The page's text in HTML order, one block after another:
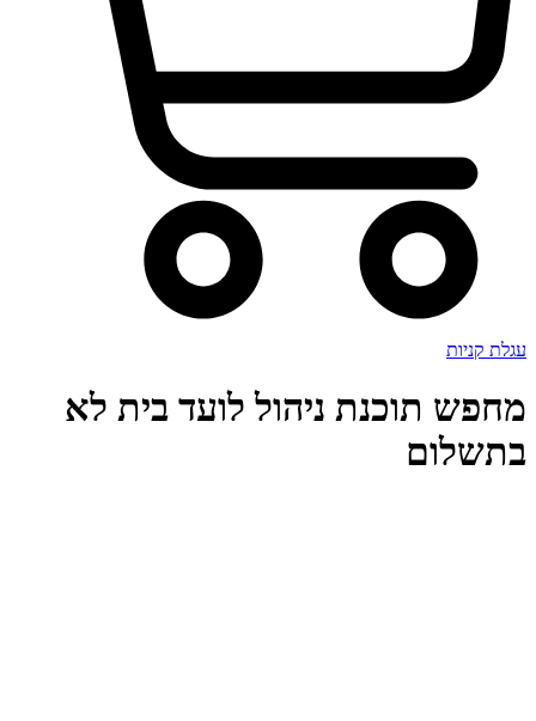
עגלת קניות
מחפש תוכנת ניהול לועד בית לא
בתשלום